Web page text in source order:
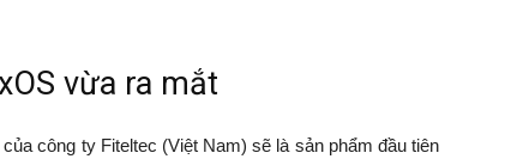
vừa ra mắt
công ty Fiteltec (Việt Nam) sẽ là sản phẩm đầu tiên